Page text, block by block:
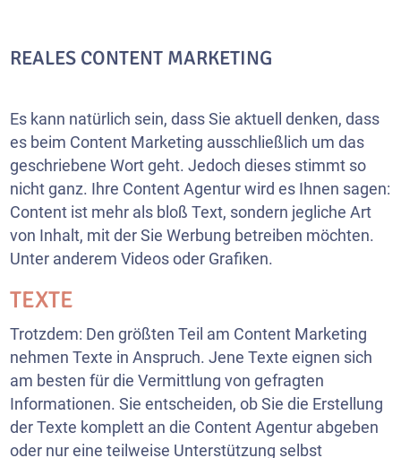
REALES CONTENT MARKETING
Es kann natürlich sein, dass Sie aktuell denken, dass
es beim Content Marketing ausschließlich um das
geschriebene Wort geht. Jedoch dieses stimmt so
nicht ganz. Ihre Content Agentur wird es Ihnen sagen:
Content ist mehr als bloß Text, sondern jegliche Art
von Inhalt, mit der Sie Werbung betreiben möchten.
Unter anderem Videos oder Grafiken.
TEXTE
Trotzdem: Den größten Teil am Content Marketing
nehmen Texte in Anspruch. Jene Texte eignen sich
am besten für die Vermittlung von gefragten
Informationen. Sie entscheiden, ob Sie die Erstellung
der Texte komplett an die Content Agentur abgeben
oder nur eine teilweise Unterstützung selbst